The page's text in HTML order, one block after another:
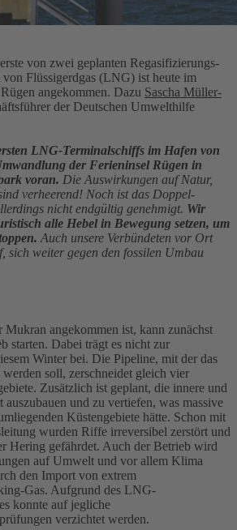
von zwei geplanten Regasifizierungs-
Flüssigerdgas (LNG) ist heute im
angekommen. Dazu Sascha Müller-
der Deutschen Umwelthilfe
LNG-Terminalschiffs im Hafen von
der Ferieninsel Rügen in
voran. Die Auswirkungen auf Natur,
verheerend! Noch ist das Doppel-
nicht endgültig genehmigt. Wir
alle Hebel in Bewegung setzen, um
Auch unsere Verbündeten vor Ort
sich weiter gegen den fossilen Umbau
Mukran angekommen ist, kann zunächst
starten. Dabei trägt es nicht zur
Winter bei. Die Pipeline, mit der das
soll, zerschneidet gleich vier
Zusätzlich ist geplant, die innere und
auszubauen und zu vertiefen, was massive
Küstengebiete hätte. Schon mit
wurden Riffe irreversibel zerstört und
Hering gefährdet. Auch der Betrieb wird
auf Umwelt und vor allem Klima
den Import von extrem
Gas. Aufgrund des LNG-
konnte auf jegliche
verzichtet werden.